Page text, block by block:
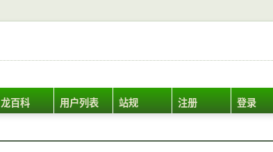
龙百科 用户列表 站规 注册 登录